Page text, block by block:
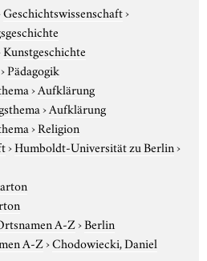
Geschichtswissenschaft›
Kunstgeschichte
Pädagogik
›Aufklärung
›Aufklärung
›Religion
›Humboldt-Universität zu Berlin›
A-Z›Berlin
A-Z›Chodowiecki, Daniel